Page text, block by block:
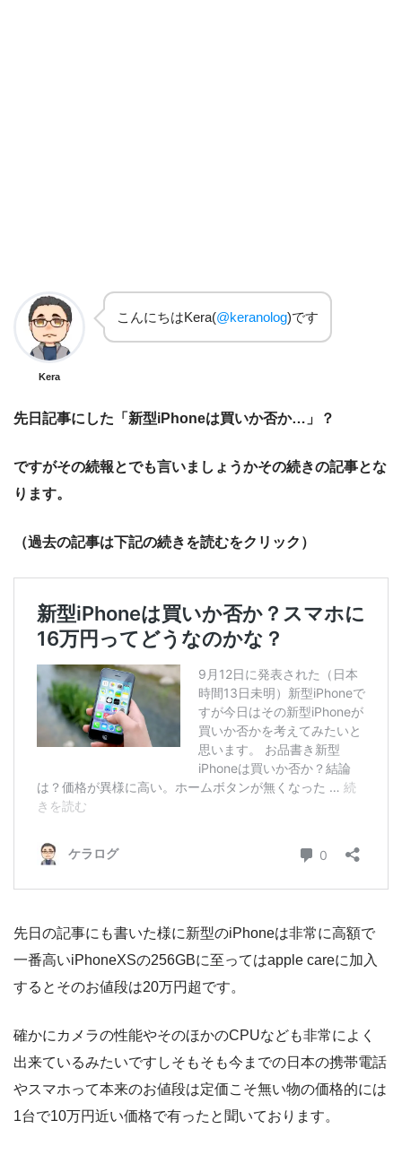
Kera
こんにちはKera(@keranolog)です
先日記事にした「新型iPhoneは買いか否か…」？
ですがその続報とでも言いましょうかその続きの記事とな
ります。
（過去の記事は下記の続きを読むをクリック）
先日の記事にも書いた様に新型のiPhoneは非常に高額で
一番高いiPhoneXSの256GBに至ってはapple careに加入
するとそのお値段は20万円超です。
確かにカメラの性能やそのほかのCPUなども非常によく
出来ているみたいですしそもそも今までの日本の携帯電話
やスマホって本来のお値段は定価こそ無い物の価格的には
1台で10万円近い価格で有ったと聞いております。